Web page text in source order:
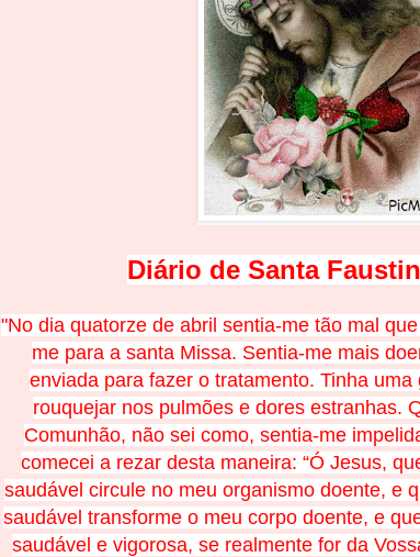
Diário de Santa
"No dia quatorze de abril sentia-me tão mal
me para a santa Missa. Sentia-me mais
enviada para fazer o tratamento. Tinha
rouquejar nos pulmões e dores estranhas.
Comunhão, não sei como, sentia-me
comecei a rezar desta maneira: “Ó Jesus,
saudável circule no meu organismo doente, e
saudável transforme o meu corpo doente, e
saudável e vigorosa, se realmente for da